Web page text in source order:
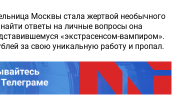
Москвы стала жертвой необычного
ответы на личные вопросы она
«экстрасенсом-вампиром».
за свою уникальную работу и пропал.